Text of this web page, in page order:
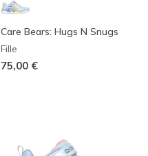
Care Bears: Hugs N Snugs
Fille
75,00 €